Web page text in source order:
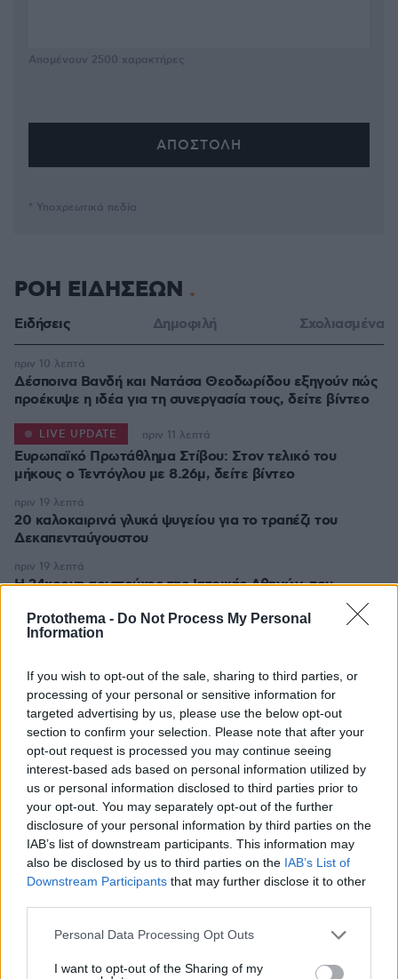
Protothema - Do Not Process My Personal
Information
If you wish to opt-out of the sale, sharing to third parties, or
processing of your personal or sensitive information for
targeted advertising by us, please use the below opt-out
section to confirm your selection. Please note that after your
opt-out request is processed you may continue seeing
interest-based ads based on personal information utilized by
us or personal information disclosed to third parties prior to
your opt-out. You may separately opt-out of the further
disclosure of your personal information by third parties on the
IAB’s list of downstream participants. This information may
also be disclosed by us to third parties on the IAB’s List of
Downstream Participants that may further disclose it to other
Please note that this website/app uses one or more Google
not limited to your visit or usage behaviour. You may click to
Personal Data Processing Opt Outs
I want to opt-out of the Sharing of my
Απομένουν 2500 χαρακτήρες
* Υποχρεωτικά πεδία
ΡΟΗ ΕΙΔΗΣΕΩΝ
Ειδήσεις Δημοφιλή Σχολιασμένα
Δέσποινα Βανδή και Νατάσα Θεοδωρίδου εξηγούν πώς
προέκυψε η ιδέα για τη συνεργασία τους, δείτε βίντεο
πριν 10 λεπτά
Ευρωπαϊκό Πρωτάθλημα Στίβου: Στον τελικό του
μήκους ο Τεντόγλου με 8.26μ, δείτε βίντεο
LIVE UPDATE πριν 11 λεπτά
20 καλοκαιρινά γλυκά ψυγείου για το τραπέζι του
Δεκαπενταύγουστου
πριν 19 λεπτά
Η 24χρονη αριστούχος της Ιατρικής Αθηνών, που
διάβασε τον Ιπποκρατικό Όρκο, μιλά για τον «άριστο
γιατρό»
πριν 19 λεπτά
πλευρό του Ίαν Μακγκέγκορ για τη νέα τους ταινία
(βίντεο)
Πόσο καιρό μπορούν να μείνουν οι γάτες χωρίς τροφή
πριν 20 λεπτά
Ο Τζεφ Μπέζος κοντά σε συμφωνία για την απόκτηση
μεριδίου στη Λίβερπουλ
πριν 21 λεπτά
Μενδώνη: Ο πολιτισμός στη Θράκη είναι πυλώνας
ταυτότητας, προόδου και εθνικής αυτοπεποίθησης -
Αυτοψία σε εμβληματικά έργα
πριν 28 λεπτά
Ακυρώθηκε πτήση στον Καναδά επειδή ένα παιδί